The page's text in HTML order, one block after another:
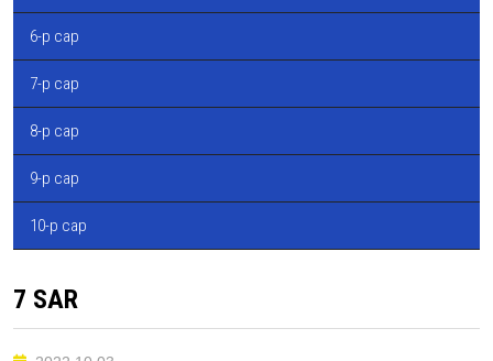
6-р сар
7-р сар
8-р сар
9-р сар
10-р сар
7 SAR